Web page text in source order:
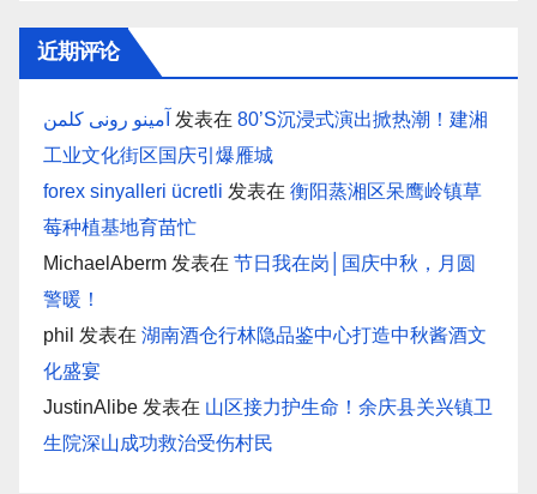
近期评论
آمینو رونی کلمن 发表在 80’S沉浸式演出掀热潮！建湘
工业文化街区国庆引爆雁城
forex sinyalleri ücretli 发表在 衡阳蒸湘区呆鹰岭镇草
莓种植基地育苗忙
MichaelAberm 发表在 节日我在岗│国庆中秋，月圆
警暖！
phil 发表在 湖南酒仓行林隐品鉴中心打造中秋酱酒文
化盛宴
JustinAlibe 发表在 山区接力护生命！余庆县关兴镇卫
生院深山成功救治受伤村民